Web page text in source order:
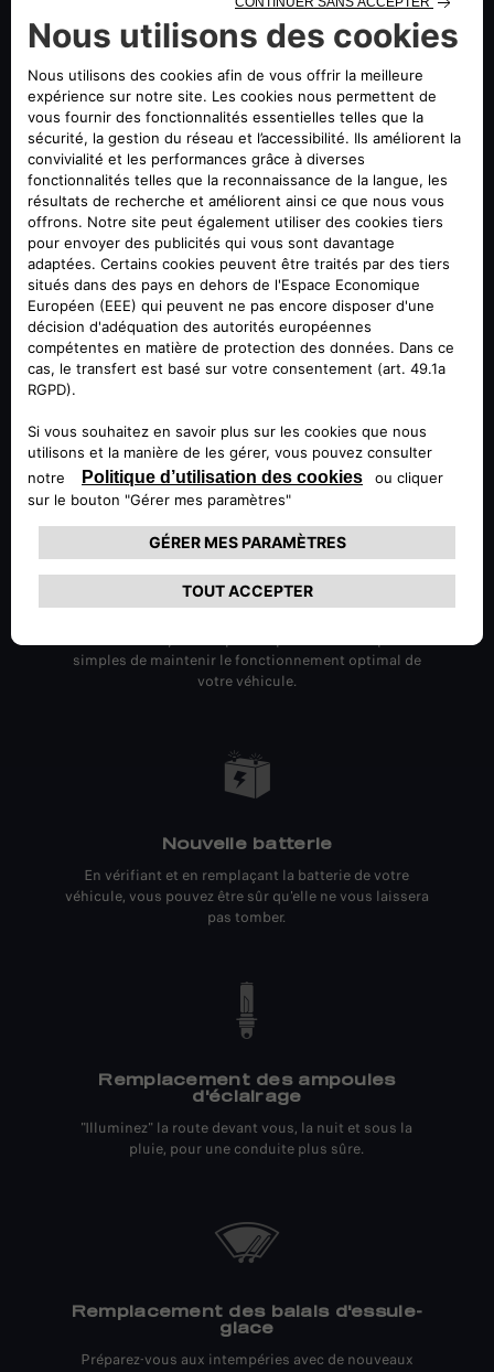
Recharge du circuit de
climatisation
Pour faire face à la chaleur, pensez à une recharge
rapide pour booster votre système de climatisation.
Remplacement des bougies
d'allumage
accélération plus douce et plus réactive.
Changement de l'huile moteur et du
filtre à huile
simples de maintenir le fonctionnement optimal de
votre véhicule.
Nouvelle batterie
En vérifiant et en remplaçant la batterie de votre
véhicule, vous pouvez être sûr qu'elle ne vous laissera
pas tomber.
Remplacement des ampoules
d'éclairage
"Illuminez" la route devant vous, la nuit et sous la
pluie, pour une conduite plus sûre.
Remplacement des balais d'essuie-
glace
Préparez-vous aux intempéries avec de nouveaux